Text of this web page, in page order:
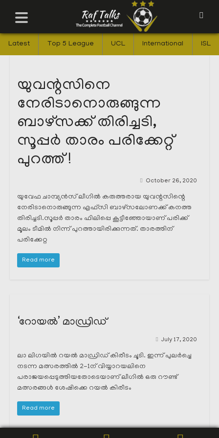
Latest Top 5 League UCL International ISL
യുവന്റസിനെ
നേരിടാനൊരുങ്ങുന്ന
ബാഴ്സക്ക് തിരിച്ചടി,
സൂപ്പർ താരം പരിക്കേറ്റ്
പുറത്ത് !
October 26, 2020
യുവേഫ ചാമ്പ്യൻസ് ലീഗിൽ കരുത്തരായ യുവന്റസിന്റെ
നേരിടാനൊരുങ്ങുന്ന എഫ്സി ബാഴ്സലോണക്ക് കനത്ത
തിരിച്ചടി.സൂപ്പർ താരം ഫിലിപ്പെ കൂട്ടീഞ്ഞോയാണ് പരിക്ക്
മൂലം ടീമിൽ നിന്ന് പുറത്തായിരിക്കുന്നത്. താരത്തിന്
പരിക്കേറ്റ
Read more
‘റോയൽ’ മാഡ്രിഡ്
July 17, 2020
ലാ ലിഗയിൽ റയൽ മാഡ്രിഡ് കിരീടം ചൂടി. ഇന്ന് പുലർച്ചെ
നടന്ന മത്സരത്തിൽ 2-1ന് വിയ്യാറയലിനെ
പരാജയപ്പെടുത്തിയതോടെയാണ് ലീഗിൽ ഒരു റൗണ്ട്
മത്സരങ്ങൾ ശേഷിക്കെ റയൽ കിരീടം
Read more